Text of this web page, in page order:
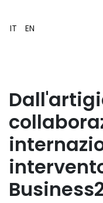
IT EN